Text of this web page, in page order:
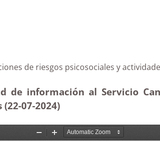
de riesgos psicosociales y
de información al Servicio
07-2024)